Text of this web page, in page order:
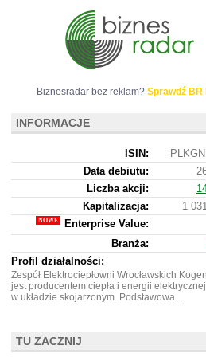
Biznesradar bez reklam? Sprawdź BR
INFORMACJE
ISIN:
Data debiutu:
Liczba akcji:
Kapitalizacja:
1
Enterprise Value:
Branża:
Profil działalności:
Zespół Elektrociepłowni Wrocławskich
jest producentem ciepła i energii
w układzie skojarzonym. Podstawowa...
TU ZACZNIJ